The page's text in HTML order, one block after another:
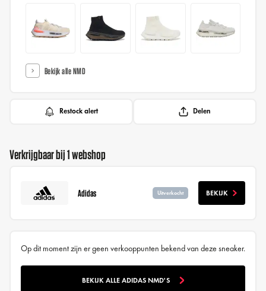
Bekijk alle NMD
Restock alert Delen
Verkrijgbaar bij 1 webshop
Adidas Uitverkocht BEKIJK
Op dit moment zijn er geen verkooppunten bekend van deze sneaker.
BEKIJK ALLE ADIDAS NMD'S